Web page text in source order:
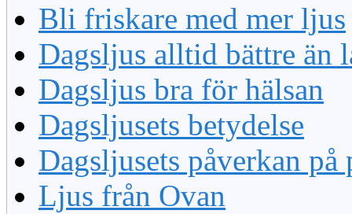
Bli friskare med mer ljus
Dagsljus alltid bättre än
Dagsljus bra för hälsan
Dagsljusets betydelse
Dagsljusets påverkan på
Ljus från Ovan